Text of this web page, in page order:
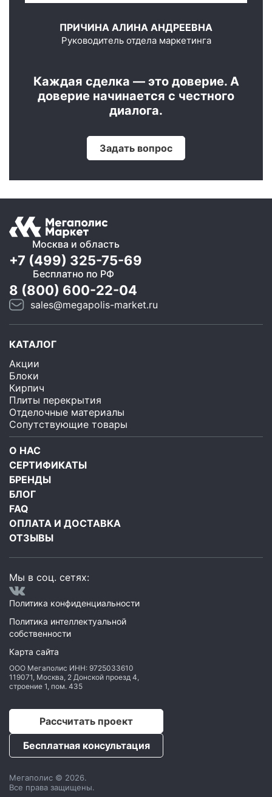
ПРИЧИНА АЛИНА АНДРЕЕВНА
Руководитель отдела маркетинга
Каждая сделка — это доверие. А
доверие начинается с честного
диалога.
Задать вопрос
Москва и область
+7 (499) 325-75-69
Бесплатно по РФ
8 (800) 600-22-04
sales@megapolis-market.ru
КАТАЛОГ
Акции
Блоки
Кирпич
Плиты перекрытия
Отделочные материалы
Сопутствующие товары
О НАС
СЕРТИФИКАТЫ
БРЕНДЫ
БЛОГ
FAQ
ОПЛАТА И ДОСТАВКА
ОТЗЫВЫ
Мы в соц. сетях:
Политика конфиденциальности
Политика интеллектуальной
собственности
Карта сайта
ООО Мегаполис ИНН: 9725033610
119071, Москва, 2 Донской проезд 4,
строение 1, пом. 435
Рассчитать проект
Бесплатная консультация
Мегаполис © 2026.
Все права защищены.